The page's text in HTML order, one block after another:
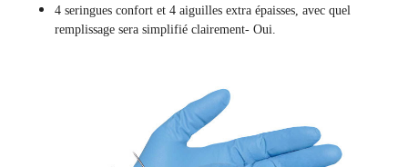
4 seringues confort et 4 aiguilles extra épaisses, avec quel
remplissage sera simplifié clairement- Oui.